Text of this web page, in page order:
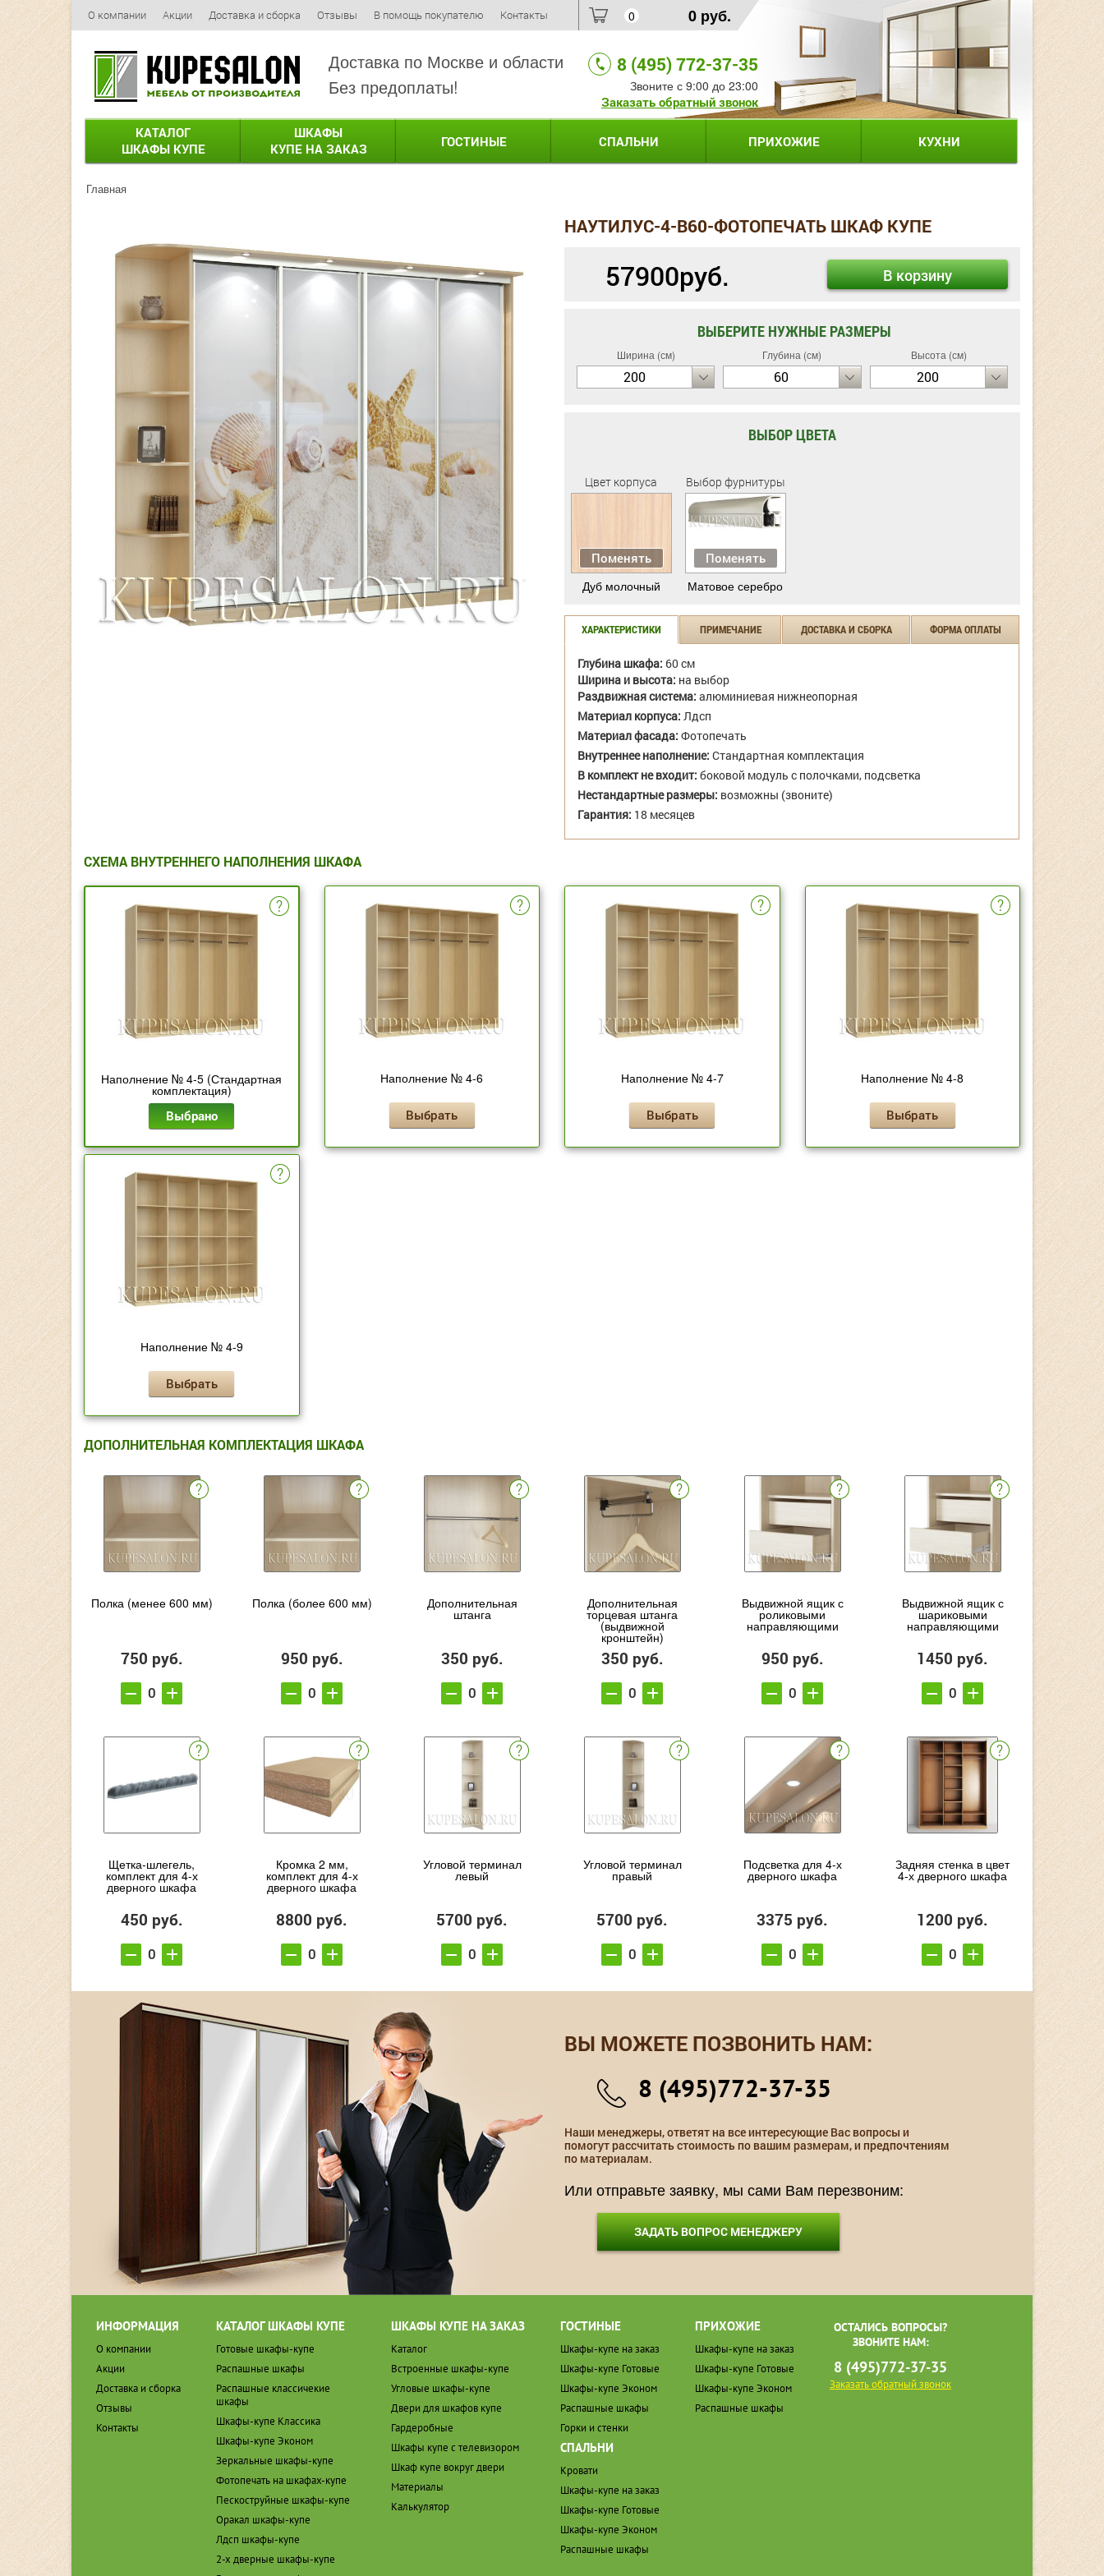
О компании Акции Доставка и сборка Отзывы В помощь покупателю Контакты 0 0 руб.
Доставка по Москве и области
Без предоплаты!
8 (495) 772-37-35
Звоните с 9:00 до 23:00
Заказать обратный звонок
КАТАЛОГ
ШКАФЫ КУПЕ
ШКАФЫ
КУПЕ НА ЗАКАЗ
ГОСТИНЫЕ СПАЛЬНИ ПРИХОЖИЕ КУХНИ
Главная
НАУТИЛУС-4-B60-ФОТОПЕЧАТЬ ШКАФ КУПЕ
57900руб. В корзину
ВЫБЕРИТЕ НУЖНЫЕ РАЗМЕРЫ
Ширина (см)
200
Глубина (см)
60
Высота (см)
200
ВЫБОР ЦВЕТА
Цвет корпуса
Поменять
Дуб молочный
Выбор фурнитуры
Поменять
Матовое серебро
ХАРАКТЕРИСТИКИ ПРИМЕЧАНИЕ ДОСТАВКА И СБОРКА ФОРМА ОПЛАТЫ
Глубина шкафа: 60 см
Ширина и высота: на выбор
Раздвижная система: алюминиевая нижнеопорная
Материал корпуса: Лдсп
Материал фасада: Фотопечать
Внутреннее наполнение: Стандартная комплектация
В комплект не входит: боковой модуль с полочками, подсветка
Нестандартные размеры: возможны (звоните)
Гарантия: 18 месяцев
СХЕМА ВНУТРЕННЕГО НАПОЛНЕНИЯ ШКАФА
Наполнение № 4-5 (Стандартная
комплектация)
Выбрано
Наполнение № 4-6
Выбрать
Наполнение № 4-7
Выбрать
Наполнение № 4-8
Выбрать
Наполнение № 4-9
Выбрать
ДОПОЛНИТЕЛЬНАЯ КОМПЛЕКТАЦИЯ ШКАФА
Полка (менее 600 мм)
750 руб.
Полка (более 600 мм)
950 руб.
Дополнительная
штанга
350 руб.
Дополнительная
торцевая штанга
(выдвижной
кронштейн)
350 руб.
Выдвижной ящик с
роликовыми
направляющими
950 руб.
Выдвижной ящик с
шариковыми
направляющими
1450 руб.
Щетка-шлегель,
комплект для 4-х
дверного шкафа
450 руб.
Кромка 2 мм,
комплект для 4-х
дверного шкафа
8800 руб.
Угловой терминал
левый
5700 руб.
Угловой терминал
правый
5700 руб.
Подсветка для 4-х
дверного шкафа
3375 руб.
Задняя стенка в цвет
4-х дверного шкафа
1200 руб.
ВЫ МОЖЕТЕ ПОЗВОНИТЬ НАМ:
8 (495)772-37-35
Наши менеджеры, ответят на все интересующие Вас вопросы и
помогут рассчитать стоимость по вашим размерам, и предпочтениям
по материалам.
Или отправьте заявку, мы сами Вам перезвоним:
ЗАДАТЬ ВОПРОС МЕНЕДЖЕРУ
ИНФОРМАЦИЯ
О компании
Акции
Доставка и сборка
Отзывы
Контакты
КАТАЛОГ ШКАФЫ КУПЕ
Готовые шкафы-купе
Распашные шкафы
Распашные классичекие
шкафы
Шкафы-купе Классика
Шкафы-купе Эконом
Зеркальные шкафы-купе
Фотопечать на шкафах-купе
Пескоструйные шкафы-купе
Оракал шкафы-купе
Лдсп шкафы-купе
2-х дверные шкафы-купе
ШКАФЫ КУПЕ НА ЗАКАЗ
Каталог
Встроенные шкафы-купе
Угловые шкафы-купе
Двери для шкафов купе
Гардеробные
Шкафы купе с телевизором
Шкаф купе вокруг двери
Материалы
Калькулятор
ГОСТИНЫЕ
Шкафы-купе на заказ
Шкафы-купе Готовые
Шкафы-купе Эконом
Распашные шкафы
Горки и стенки
СПАЛЬНИ
Кровати
Шкафы-купе на заказ
Шкафы-купе Готовые
Шкафы-купе Эконом
Распашные шкафы
ПРИХОЖИЕ
Шкафы-купе на заказ
Шкафы-купе Готовые
Шкафы-купе Эконом
Распашные шкафы
ОСТАЛИСЬ ВОПРОСЫ?
ЗВОНИТЕ НАМ:
8 (495)772-37-35
Заказать обратный звонок